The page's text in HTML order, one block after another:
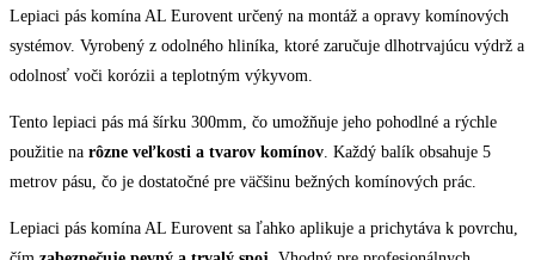
Lepiaci pás komína AL Eurovent určený na montáž a opravy komínových
systémov. Vyrobený z odolného hliníka, ktoré zaručuje dlhotrvajúcu výdrž a
odolnosť voči korózii a teplotným výkyvom.
Tento lepiaci pás má šírku 300mm, čo umožňuje jeho pohodlné a rýchle
použitie na rôzne veľkosti a tvarov komínov. Každý balík obsahuje 5
metrov pásu, čo je dostatočné pre väčšinu bežných komínových prác.
Lepiaci pás komína AL Eurovent sa ľahko aplikuje a prichytáva k povrchu,